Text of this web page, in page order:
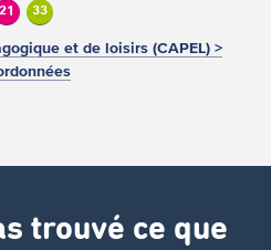
21 33
et de loisirs (CAPEL) >
trouvé ce que